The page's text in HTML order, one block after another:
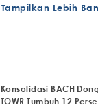
Tampilkan Lebih
Konsolidasi BACH
TOWR Tumbuh 12